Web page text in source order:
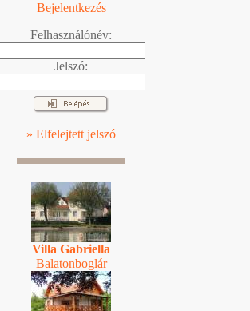
Bejelentkezés
Felhasználónév:
Jelszó:
» Elfelejtett jelszó
Villa Gabriella
Balatonboglár